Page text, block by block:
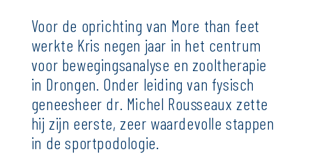
Voor de oprichting van More than feet
werkte Kris negen jaar in het centrum
voor bewegingsanalyse en zooltherapie
in Drongen. Onder leiding van fysisch
geneesheer dr. Michel Rousseaux zette
hij zijn eerste, zeer waardevolle stappen
in de sportpodologie.